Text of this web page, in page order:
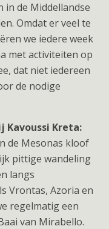
de Middellandse
Omdat er veel te
we iedere week
met activiteiten op
dat niet iedereen
de nodige
Kavoussi Kreta:
de Mesonas kloof
pittige wandeling
langs
Vrontas, Azoria en
regelmatig een
van Mirabello.